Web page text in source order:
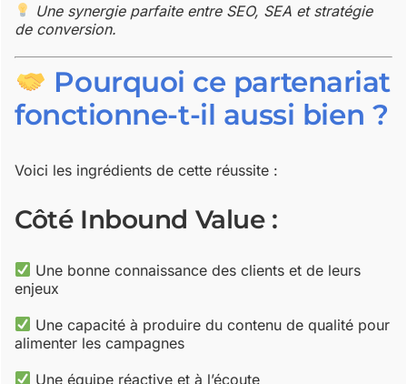
Une synergie parfaite entre SEO, SEA et stratégie
de conversion.
Pourquoi ce partenariat
fonctionne-t-il aussi bien ?
Voici les ingrédients de cette réussite :
Côté Inbound Value :
Une bonne connaissance des clients et de leurs
enjeux
Une capacité à produire du contenu de qualité pour
alimenter les campagnes
Une équipe réactive et à l’écoute